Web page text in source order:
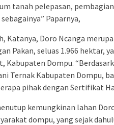
tanah pelepasan,
Paparnya,
Katanya, Doro Ncanga
Pakan, seluas 1.966 hektar,
Kabupaten Dompu.
Ternak Kabupaten Dompu,
pihak dengan Sertifikat
kemungkinan lahan
dompu, yang sejak